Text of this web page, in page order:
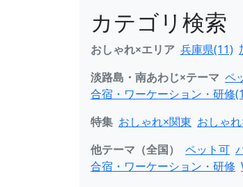
カテゴリ検索
おしゃれ×エリア 兵庫県(11)
淡路島・南あわじ×テーマ ペ
合宿・ワーケーション・研修
特集 おしゃれ×関東 おしゃ
他テーマ（全国）
ペット可
合宿・ワーケーション・研修